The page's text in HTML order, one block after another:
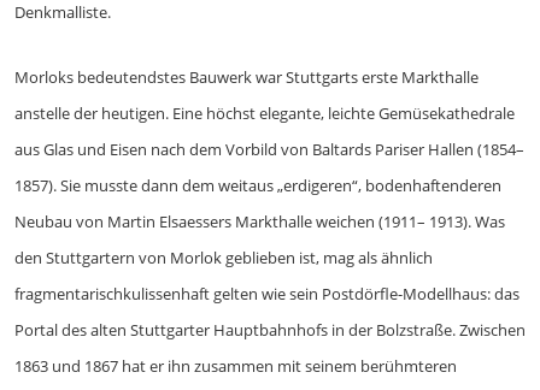
Denkmalliste.
Morloks bedeutendstes Bauwerk war Stuttgarts erste Markthalle
anstelle der heutigen. Eine höchst elegante, leichte Gemüsekathedrale
aus Glas und Eisen nach dem Vorbild von Baltards Pariser Hallen (1854–
1857). Sie musste dann dem weitaus „erdigeren“, bodenhaftenderen
Neubau von Martin Elsaessers Markthalle weichen (1911– 1913). Was
den Stuttgartern von Morlok geblieben ist, mag als ähnlich
fragmentarischkulissenhaft gelten wie sein Postdörfle-Modellhaus: das
Portal des alten Stuttgarter Hauptbahnhofs in der Bolzstraße. Zwischen
1863 und 1867 hat er ihn zusammen mit seinem berühmteren